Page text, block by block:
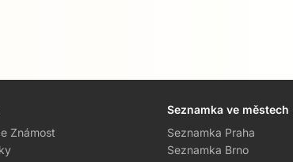
Známost
Seznamka ve městech
Seznamka Praha
Seznamka Brno